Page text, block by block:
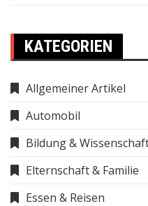
KATEGORIEN
Allgemeiner Artikel
Automobil
Bildung &
Elternschaft & Familie
Essen & Reisen